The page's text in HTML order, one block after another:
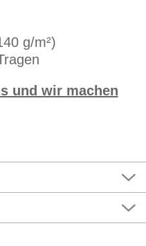
g/m²)
und wir machen